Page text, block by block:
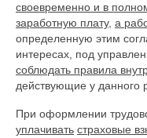
своевременно и в
заработную плату, а
определенную этим
интересах, под
соблюдать правила
действующие у данного
При оформлении
уплачивать страховые